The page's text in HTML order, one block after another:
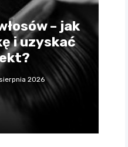
– jak
i uzyskać
2026